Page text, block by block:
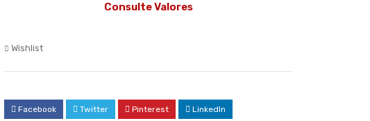
Consulte Valores
Wishlist
Facebook Twitter Pinterest LinkedIn